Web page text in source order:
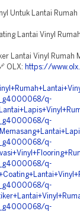
Untuk Lantai Rumah
Lantai Vinyl
Lantai Vinyl Rumah
OLX: https://
q-
q-
q-
q-
q-
q-